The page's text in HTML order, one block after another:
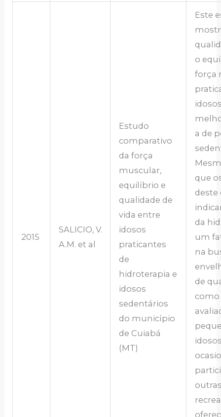
2015
SALICIO, V.
A.M. et al
Estudo
comparativo
da força
muscular,
equilíbrio e
qualidade de
vida entre
idosos
praticantes
de
hidroterapia e
idosos
sedentários
do município
de Cuiabá
(MT)
Este
o
força
a de
que
deste
da
um
na
de
como